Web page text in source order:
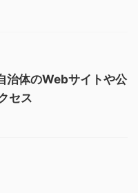
治体のWebサイトや公
セス